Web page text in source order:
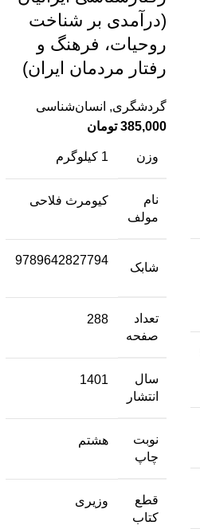
(درآمدی بر شناخت
روحیات، فرهنگ و
رفتار مردمان ایران)
گردشگری, انسان‌شناسی
385,000 تومان
وزن 1 کیلوگرم
نام
مولف
کیومرث فلاحی
شابک
9789642827794
تعداد
صفحه
288
سال
انتشار
1401
نوبت
چاپ
هشتم
قطع
کتاب
وزیری